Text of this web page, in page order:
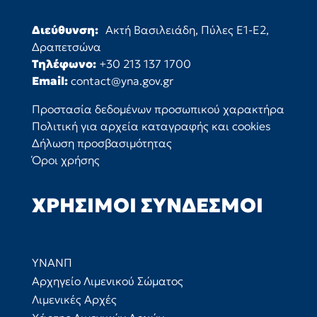
Διεύθυνση: Ακτή Βασιλειάδη, Πύλες Ε1-Ε2,
Δραπετσώνα
Τηλέφωνο: +30 213 137 1700
Email: contact@yna.gov.gr
Προστασία δεδομένων προσωπικού χαρακτήρα
Πολιτική για αρχεία καταγραφής και cookies
Δήλωση προσβασιμότητας
Όροι χρήσης
ΧΡΉΣΙΜΟΙ ΣΎΝΔΕΣΜΟΙ
ΥΝΑΝΠ
Αρχηγείο Λιμενικού Σώματος
Λιμενικές Αρχές